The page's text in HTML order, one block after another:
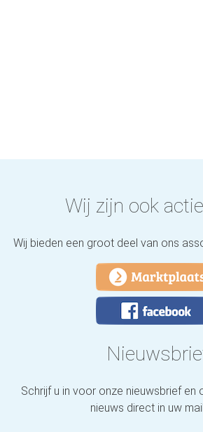
Wij zijn ook
Wij bieden een groot deel van ons
Schrijf u in voor onze nieuwsbrief en
nieuws direct in uw